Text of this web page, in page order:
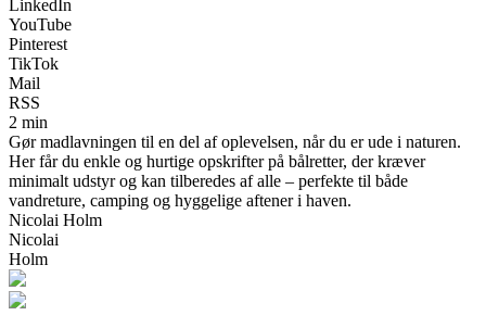
LinkedIn
YouTube
Pinterest
TikTok
Mail
RSS
2 min
Gør madlavningen til en del af oplevelsen, når du er ude i naturen.
Her får du enkle og hurtige opskrifter på bålretter, der kræver
minimalt udstyr og kan tilberedes af alle – perfekte til både
vandreture, camping og hyggelige aftener i haven.
Nicolai Holm
Nicolai
Holm